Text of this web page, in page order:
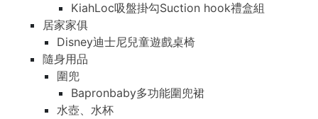
KiahLoc吸盤掛勾Suction hook禮盒組
居家家俱
Disney迪士尼兒童遊戲桌椅
隨身用品
圍兜
Bapronbaby多功能圍兜裙
水壺、水杯